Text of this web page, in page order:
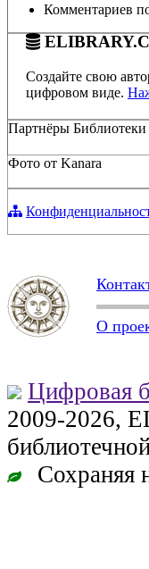
Комментариев
Создайте свою
цифровом виде.
Партнёры Библиотеки
Фото от Kanara
О
Цифровая
2009-2026,
Сохраняя